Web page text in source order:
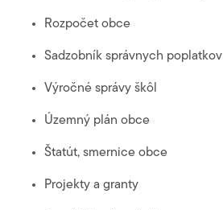
Rozpočet obce
Sadzobník správnych poplatkov
Výročné správy škôl
Územný plán obce
Štatút, smernice obce
Projekty a granty